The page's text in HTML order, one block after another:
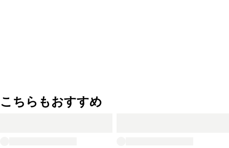
こちらもおすすめ